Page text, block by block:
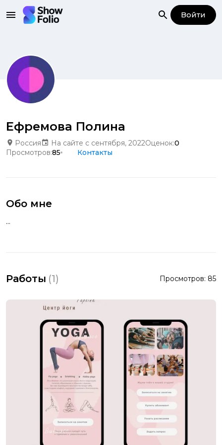
Войти
Ефремова Полина
Россия На сайте с сентября, 2022Оценок:0
Просмотров:85 Контакты
Обо мне
...
Работы (1) Просмотров: 85